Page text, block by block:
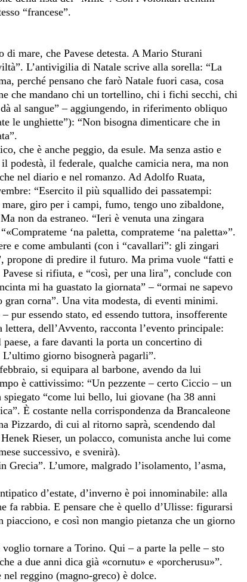
“francese”.
di mare, che Pavese detesta. A Mario Sturani
L’antivigilia di Natale scrive alla sorella: “La
perché pensano che farò Natale fuori casa, cosa
che mandano chi un tortellino, chi i fichi secchi, chi
al sangue” – aggiungendo, in riferimento obliquo
le unghiette”): “Non bisogna dimenticare che in
che è anche peggio, da esule. Ma senza astio e
podestà, il federale, qualche camicia nera, ma non
nel diario e nel romanzo. Ad Adolfo Ruata,
“Esercito il più squallido dei passatempi:
giro per i campi, fumo, tengo uno zibaldone,
non da estraneo. “Ieri è venuta una zingara
‘na paletta, comprateme ‘na paletta»”.
e come ambulanti (con i “cavallari”: gli zingari
propone di predire il futuro. Ma prima vuole “fatti e
si rifiuta, e “così, per una lira”, conclude con
mi ha guastato la giornata” – “ormai ne sapevo
gran corna”. Una vita modesta, di eventi minimi.
pur essendo stato, ed essendo tuttora, insofferente
dell’Avvento, racconta l’evento principale:
a fare davanti la porta un concertino di
giorno bisognerà pagarli”.
si equipara al barbone, avendo da lui
è cattivissimo: “Un pezzente – certo Ciccio – un
“come lui bello, lui giovane (ha 38 anni
È costante nella corrispondenza da Brancaleone
Pizzardo, di cui al ritorno saprà, scendendo dal
Rieser, un polacco, comunista anche lui come
successivo, e svenirà).
L’umore, malgrado l’isolamento, l’asma,
d’estate, d’inverno è poi innominabile: alla
fa rabbia. E pensare che è quello d’Ulisse: figurarsi
e così non mangio pietanza che un giorno
tornare a Torino. Qui – a parte la pelle – sto
a due anni dica già «cornutu» e «porcherusu»”.
reggino (magno-greco) è dolce.